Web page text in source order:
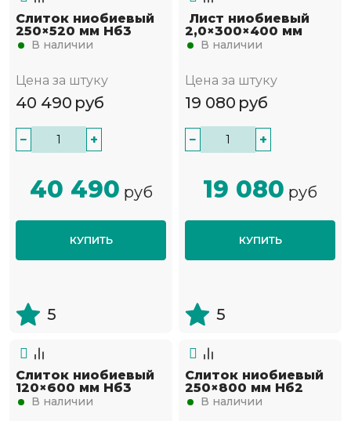
Слиток ниобиевый
250×520 мм Нб3
В наличии
Цена за штуку
40 490 руб
− +
40 490 руб
КУПИТЬ
5
Лист ниобиевый
2,0×300×400 мм
В наличии
Цена за штуку
19 080 руб
− +
19 080 руб
КУПИТЬ
5
Слиток ниобиевый
120×600 мм Нб3
В наличии
Слиток ниобиевый
250×800 мм Нб2
В наличии